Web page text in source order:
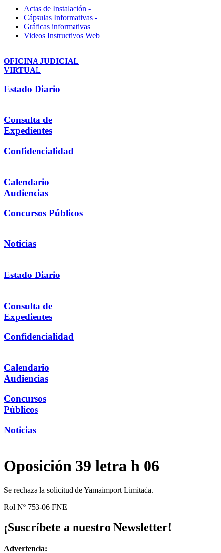
Actas de Instalación -
Cápsulas Informativas -
Gráficas informativas
Videos Instructivos Web
OFICINA JUDICIAL
VIRTUAL
Estado Diario
Consulta de
Expedientes
Confidencialidad
Calendario
Audiencias
Concursos Públicos
Noticias
Estado Diario
Consulta de
Expedientes
Confidencialidad
Calendario
Audiencias
Concursos
Públicos
Noticias
Oposición 39 letra h 06
Se rechaza la solicitud de Yamaimport Limitada.
Rol Nº 753-06 FNE
¡Suscríbete a nuestro Newsletter!
Advertencia: